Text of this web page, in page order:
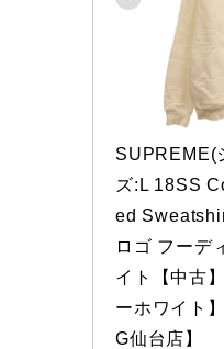
SUPREME(
ズ:L 18SS
ed
ロゴ フーデ
イト【中古
ーホワイト
G仙台店】